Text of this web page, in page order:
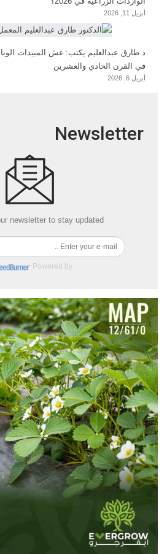
أبريل 11, 2026
د طارق عبدالعليم يكتب: غش المبيدات
في القرن الحادي والعشرين
أبريل 6, 2026
Newsletter
newsletter to stay updated.
Powered by